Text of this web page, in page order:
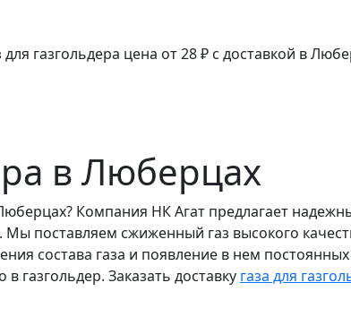
газгольдера цена от 28 ₽ с доставкой в
в Люберцах
Компания НК Агат предлагает
Мы поставляем сжиженный газ высокого
состава газа и появление в нем
газгольдер. Заказать доставку газа для